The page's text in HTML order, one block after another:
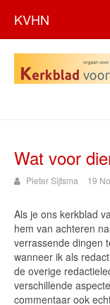
KVHN
Wat voor
Pieter Sijtsma 19
Als je ons kerkblad
hem van achteren
verrassende dingen
wanneer ik als
de overige
verschillende
commentaar ook